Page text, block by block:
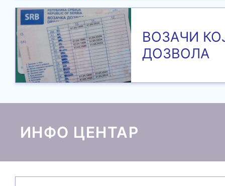
ИНФО ЦЕНТАР
ВОЗАЧИ
ДОЗВОЛА